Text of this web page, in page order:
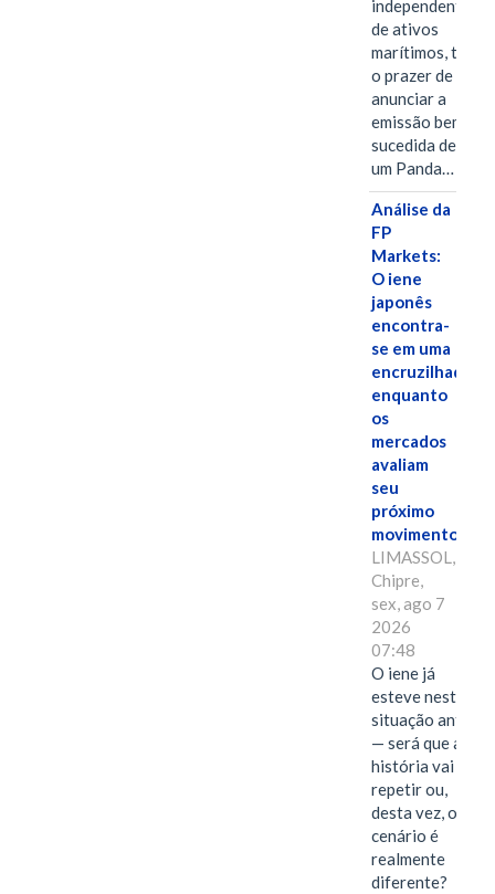
independentes
de ativos
marítimos, tem
o prazer de
anunciar a
emissão bem-
sucedida de
um Panda…
Análise da
FP
Markets:
O iene
japonês
encontra-
se em uma
encruzilhada
enquanto
os
mercados
avaliam
seu
próximo
movimento.
LIMASSOL,
Chipre,
sex, ago 7
2026
07:48
O iene já
esteve nesta
situação antes
— será que a
história vai se
repetir ou,
desta vez, o
cenário é
realmente
diferente?